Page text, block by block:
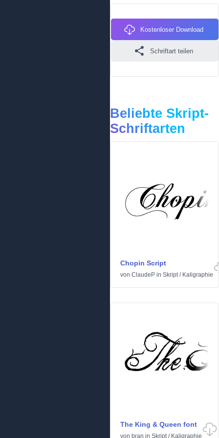
Kostenloser Download
Schriftart teilen
Beliebte Skript-
Schriftarten
Chopin Script
von ClaudeP in Skript/ Kaligraphie
The King & Queen font
von bran in Skript/ Kaligraphie